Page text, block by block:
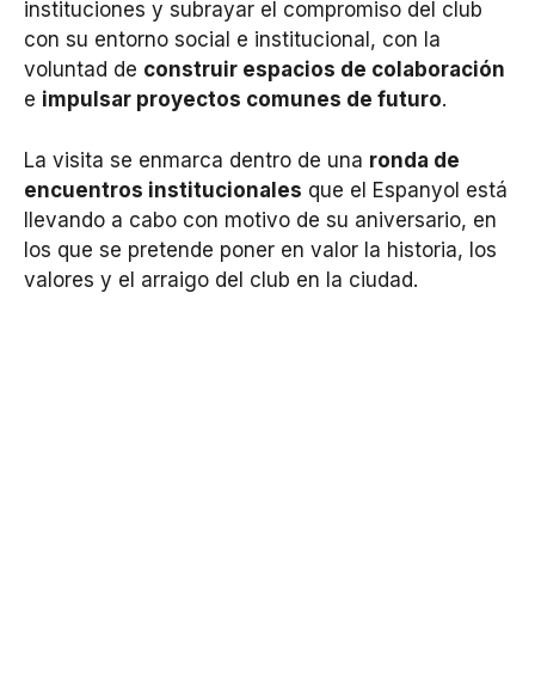
instituciones y subrayar el compromiso del club
con su entorno social e institucional, con la
voluntad de construir espacios de colaboración
e impulsar proyectos comunes de futuro.
La visita se enmarca dentro de una ronda de
encuentros institucionales que el Espanyol está
llevando a cabo con motivo de su aniversario, en
los que se pretende poner en valor la historia, los
valores y el arraigo del club en la ciudad.